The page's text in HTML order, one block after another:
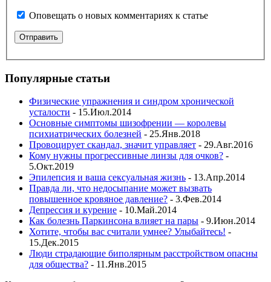
Оповещать о новых комментариях к статье
Популярные статьи
Физические упражнения и синдром хронической
усталости - 15.Июл.2014
Основные симптомы шизофрении — королевы
психиатрических болезней - 25.Янв.2018
Провоцирует скандал, значит управляет - 29.Авг.2016
Кому нужны прогрессивные линзы для очков? -
5.Окт.2019
Эпилепсия и ваша сексуальная жизнь - 13.Апр.2014
Правда ли, что недосыпание может вызвать
повышенное кровяное давление? - 3.Фев.2014
Депрессия и курение - 10.Май.2014
Как болезнь Паркинсона влияет на пары - 9.Июн.2014
Хотите, чтобы вас считали умнее? Улыбайтесь! -
15.Дек.2015
Люди страдающие биполярным расстройством опасны
для общества? - 11.Янв.2015